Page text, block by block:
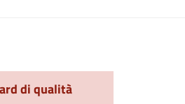
di qualità